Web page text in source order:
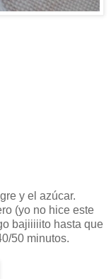
y el azúcar.
(yo no hice este
bajiiiiito hasta que
50 minutos.